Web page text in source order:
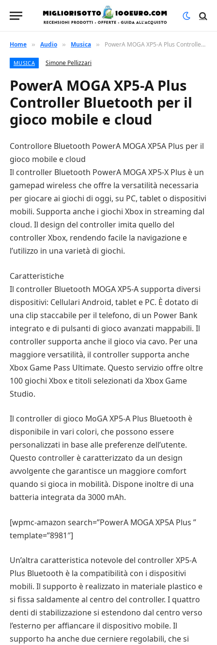
Home » Audio » Musica » PowerA MOGA XP5-A Plus Controller Bluetooth per il gioco mobile e cloud
MUSICA Simone Pellizzari
PowerA MOGA XP5-A Plus
Controller Bluetooth per il
gioco mobile e cloud
Controllore Bluetooth PowerA MOGA XP5A Plus per il
gioco mobile e cloud
Il controller Bluetooth PowerA MOGA XP5-X Plus è un
gamepad wireless che offre la versatilità necessaria
per giocare ai giochi di oggi, su PC, tablet o dispositivi
mobili. Supporta anche i giochi Xbox in streaming dal
cloud. Il design del controller imita quello del
controller Xbox, rendendo facile la navigazione e
l’utilizzo in una varietà di giochi.
Caratteristiche
Il controller Bluetooth MOGA XP5-A supporta diversi
dispositivi: Cellulari Android, tablet e PC. È dotato di
una clip staccabile per il telefono, di un Power Bank
integrato e di pulsanti di gioco avanzati mappabili. Il
controller supporta anche il gioco via cavo. Per una
maggiore versatilità, il controller supporta anche
Xbox Game Pass Ultimate. Questo servizio offre oltre
100 giochi Xbox e titoli selezionati da Xbox Game
Studio.
Il controller di gioco MoGA XP5-A Plus Bluetooth è
disponibile in vari colori, che possono essere
personalizzati in base alle preferenze dell’utente.
Questo controller è caratterizzato da un design
avvolgente che garantisce un maggiore comfort
quando si gioca in mobilità. Dispone inoltre di una
batteria integrata da 3000 mAh.
[wpmc-amazon search=”PowerA MOGA XP5A Plus ”
template=”8981″]
Un’altra caratteristica notevole del controller XP5-A
Plus Bluetooth è la compatibilità con i dispositivi
mobili. Il supporto è realizzato in materiale plastico e
si fissa saldamente al centro del controller. I quattro
denti di stabilizzazione si estendono dal centro verso
l’esterno per affiancare il dispositivo mobile. Il
supporto ha anche due cerniere regolabili, che si